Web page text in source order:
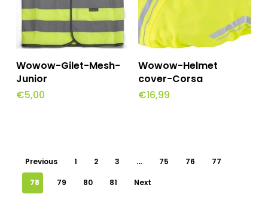
kan
gekozen
op
de
Toevoegen Aan
Winkelwagen
Wowow-Gilet-Mesh-
Junior
€5,00
Toevoegen Aan
Winkelwagen
Wowow-Helmet
cover-Corsa
€16,99
Previous 1 2 3 … 75 76 77
78 79 80 81 Next